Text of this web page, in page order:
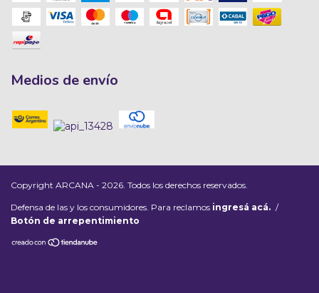
Medios de envío
Copyright ARCANA - 2026. Todos los derechos reservados.
Defensa de las y los consumidores. Para reclamos ingresá acá. /
Botón de arrepentimiento